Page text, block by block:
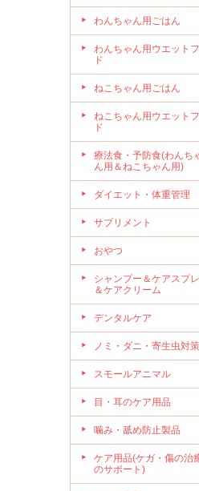
わんちゃん用ごはん
わんちゃん用ウエット
ド
ねこちゃん用ごはん
ねこちゃん用ウエット
ド
療法食・予防食(わんち
ん用＆ねこちゃん用)
ダイエット・体重管理
サプリメント
おやつ
シャンプー＆ケアスプ
＆ケアクリーム
デンタルケア
ノミ・ダニ・寄生虫対策
スモールアニマル
目・耳のケア用品
噛み・舐め防止製品
ケア用品(ケガ・傷の治
のサポート)